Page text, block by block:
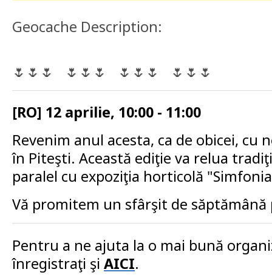
Geocache Description:
🌷🌷🌷 🌷🌷🌷 🌷🌷🌷 🌷🌷🌷
[RO] 12 aprilie, 10:00 - 11:00
Revenim anul acesta, ca de obicei, cu
în Piteşti. Această ediţie va relua
paralel cu expoziţia horticolă
Vă promitem un sfârşit de
Pentru a ne ajuta la o mai bună
înregistraţi şi AICI.